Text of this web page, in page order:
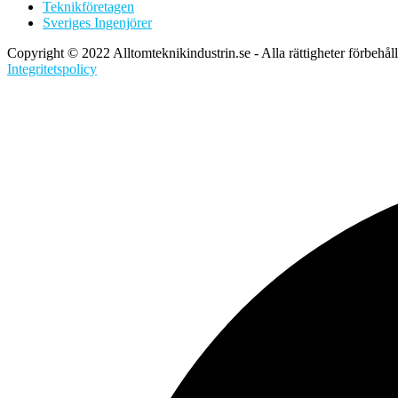
Teknikföretagen
Sveriges Ingenjörer
Copyright © 2022 Alltomteknikindustrin.se - Alla rättigheter
Integritetspolicy